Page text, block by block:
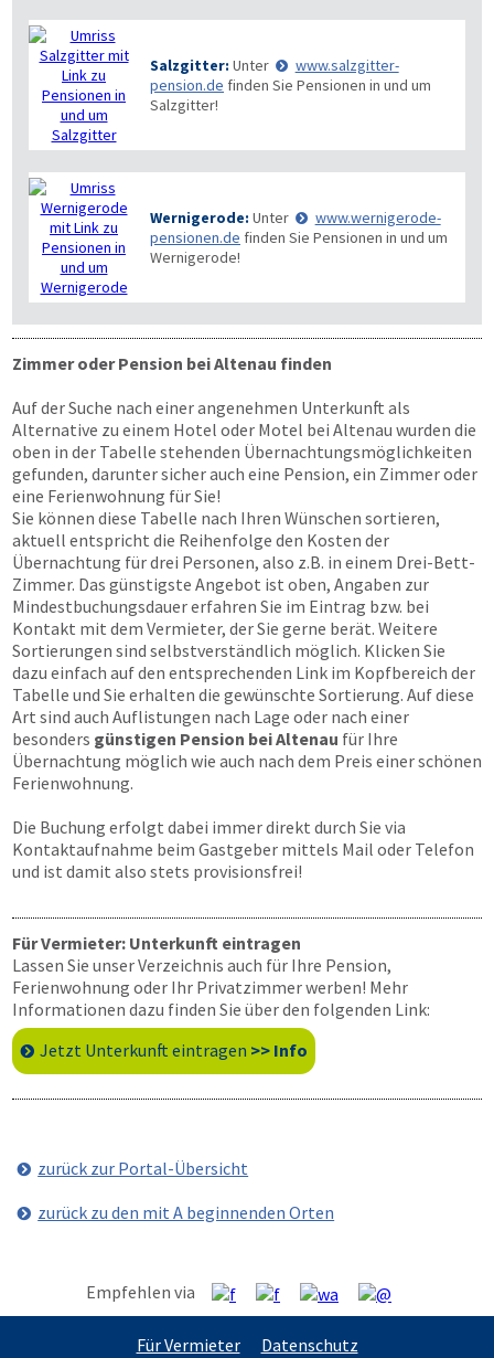
Salzgitter: Unter
www.salzgitter-
pension.de finden Sie Pensionen in und um
Salzgitter!
Wernigerode: Unter
www.wernigerode-
pensionen.de finden Sie Pensionen in und um
Wernigerode!
Zimmer oder Pension bei Altenau finden
Auf der Suche nach einer angenehmen Unterkunft als
Alternative zu einem Hotel oder Motel bei Altenau wurden die
oben in der Tabelle stehenden Übernachtungs­möglichkeiten
gefunden, darunter sicher auch eine Pension, ein Zimmer oder
eine Ferienwohnung für Sie!
Sie können diese Tabelle nach Ihren Wünschen sortieren,
aktuell entspricht die Reihenfolge den Kosten der
Übernachtung für drei Personen, also z.B. in einem Drei-Bett-
Zimmer. Das günstigste Angebot ist oben, Angaben zur
Mindestbuchungsdauer erfahren Sie im Eintrag bzw. bei
Kontakt mit dem Vermieter, der Sie gerne berät. Weitere
Sortierungen sind selbstverständlich möglich. Klicken Sie
dazu einfach auf den entsprechenden Link im Kopfbereich der
Tabelle und Sie erhalten die gewünschte Sortierung. Auf diese
Art sind auch Auflistungen nach Lage oder nach einer
besonders günstigen Pension bei Altenau für Ihre
Übernachtung möglich wie auch nach dem Preis einer schönen
Ferienwohnung.
Die Buchung erfolgt dabei immer direkt durch Sie via
Kontaktaufnahme beim Gastgeber mittels Mail oder Telefon
und ist damit also stets provisionsfrei!
Für Vermieter: Unterkunft eintragen
Lassen Sie unser Verzeichnis auch für Ihre Pension,
Ferienwohnung oder Ihr Privatzimmer werben! Mehr
Informationen dazu finden Sie über den folgenden Link:
Jetzt Unterkunft eintragen >> Info
zurück zur Portal-Übersicht
zurück zu den mit A beginnenden Orten
Empfehlen via
Für Vermieter Datenschutz